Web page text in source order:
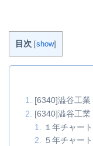
目次 [show]
[6340]澁谷工
[6340]澁谷工
１年チャート
５年チャート